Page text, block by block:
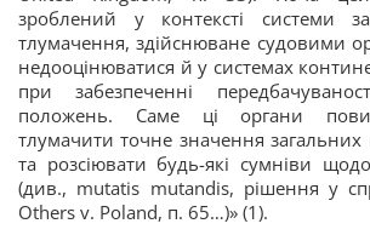
зроблений у контексті системи
тлумачення, здійснюване судовими
недооцінюватися й у системах
при забезпеченні
положень. Саме ці органи
тлумачити точне значення
та розсіювати будь-які сумніви
(див., mutatis mutandis, рішення у
Others v. Poland, п. 65…)» (1).